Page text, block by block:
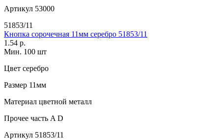
Артикул 53000
51853/11
Кнопка сорочечная 11мм серебро 51853/11
1.54 р.
Мин. 100 шт
Цвет серебро
Размер 11мм
Материал цветной металл
Прочее часть A D
Артикул 51853/11